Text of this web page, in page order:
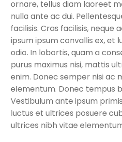
ornare, tellus diam laoreet
nulla ante ac dui.
facilisis. Cras facilisis, neque
ipsum ipsum convallis ex, et
odio. In lobortis, quam a
purus maximus nisi, mattis
enim. Donec semper nisi ac
elementum. Donec tempus
Vestibulum ante ipsum
luctus et ultrices posuere
ultrices nibh vitae